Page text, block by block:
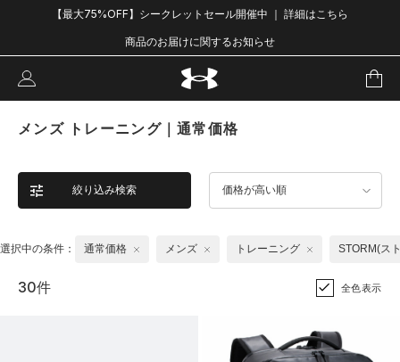
【最大75%OFF】シークレットセール開催中 ｜ 詳細はこちら
商品のお届けに関するお知らせ
メンズ トレーニング｜通常価格
絞り込み検索 価格が高い順
選択中の条件： 通常価格 メンズ トレーニング STORM(ス
30件 全色表示